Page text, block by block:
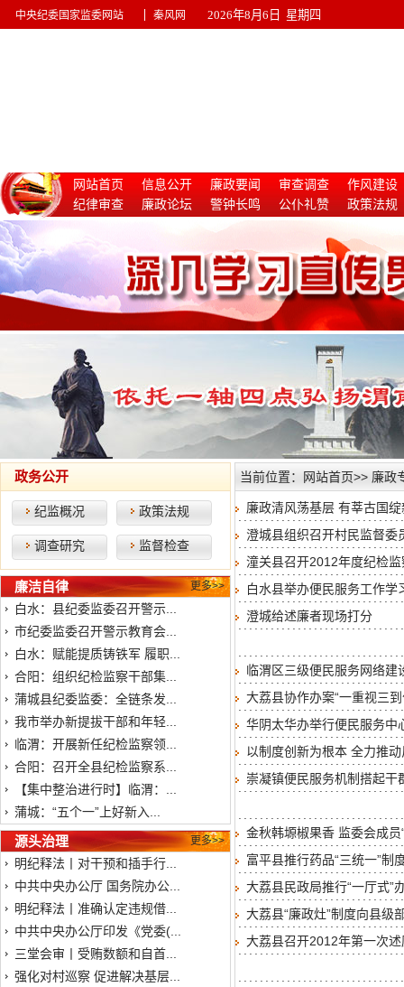
中央纪委国家监委网站 秦风网 2026年8月6日 星期四
网站首页 信息公开 廉政要闻 审查调查
作风建设
纪律审查
廉政论坛 警钟长鸣 公仆礼赞
政策法规
政务公开
纪监概况 政策法规
调查研究 监督检查
更多>>
廉洁自律
白水：县纪委监委召开警示...
市纪委监委召开警示教育会...
白水：赋能提质铸铁军 履职...
合阳：组织纪检监察干部集...
蒲城县纪委监委：全链条发...
我市举办新提拔干部和年轻...
临渭：开展新任纪检监察领...
合阳：召开全县纪检监察系...
【集中整治进行时】临渭：...
蒲城：“五个一”上好新入...
更多>>
源头治理
明纪释法丨对干预和插手行...
中共中央办公厅 国务院办公...
明纪释法丨准确认定违规借...
中共中央办公厅印发《党委(...
三堂会审丨受贿数额和自首...
强化对村巡察 促进解决基层...
当前位置： 网站首页>> 廉政
廉政清风荡基层 有莘古国
澄城县组织召开村民监督委
潼关县召开2012年度纪检
白水县举办便民服务工作学
澄城给述廉者现场打分
临渭区三级便民服务网络建
大荔县协作办案“一重视三
华阴太华办举行便民服务中
以制度创新为根本 全力推
崇凝镇便民服务机制搭起干
金秋韩塬椒果香 监委会成员
富平县推行药品“三统一”制
大荔县民政局推行“一厅式”
大荔县“廉政灶”制度向县级
大荔县召开2012年第一次